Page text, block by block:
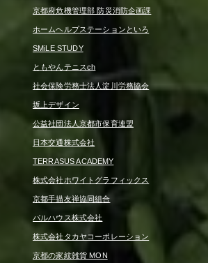
京都府危機管理部 防災消防企画課
ホームヘルプステーションといろ
SMiLE STUDY
ともやんテニスch
社会保険労務士法人淀川労務協会
坂上デザイン
公益社団法人京都市保育連盟
日本交通株式会社
TERRASUS ACADEMY
株式会社ホワイトグラフィックス
京都手描友禅協同組合
パルハウス株式会社
株式会社タカヤコーポレーション
京都の家紋雑貨 MON